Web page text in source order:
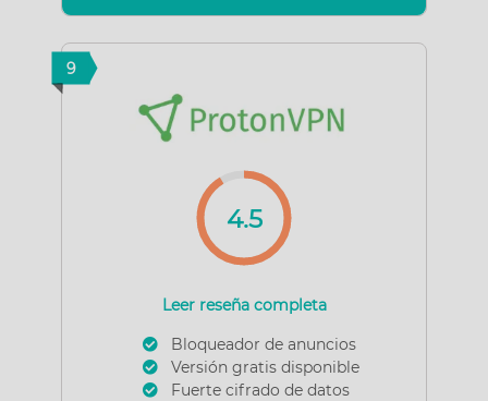
9
4.5
Leer reseña completa
Bloqueador de anuncios
Versión gratis disponible
Fuerte cifrado de datos